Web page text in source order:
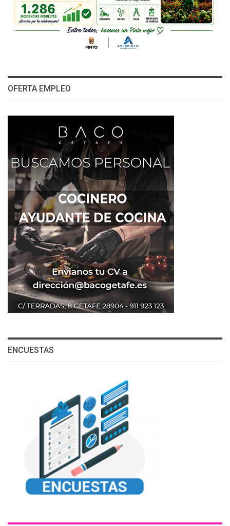
OFERTA EMPLEO
ENCUESTAS